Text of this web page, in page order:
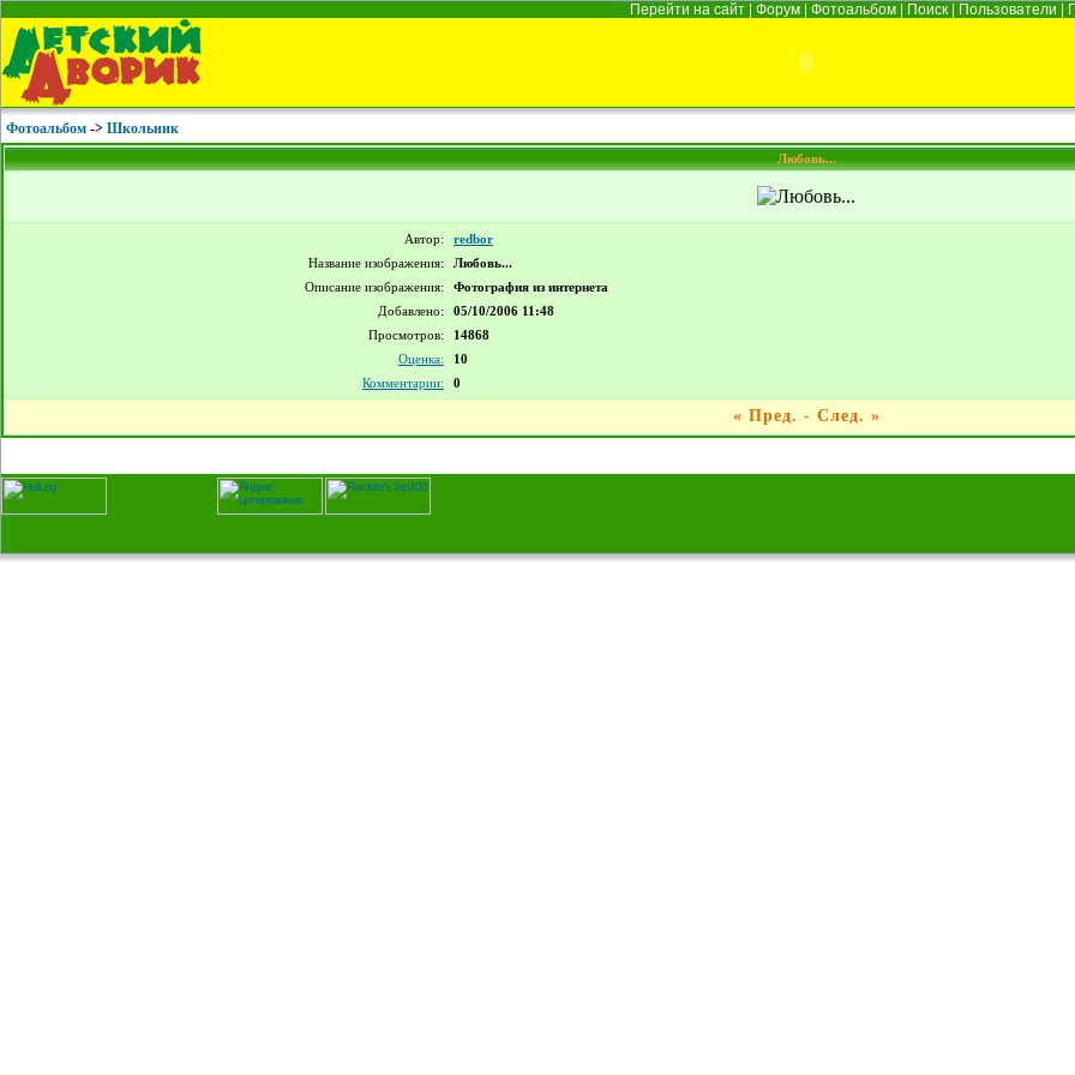
Перейти на сайт Форум Фотоальбом Поиск Пользователи
Фотоальбом -> Школьник
Любовь...
Автор:
redbor
Название изображения:
Любовь...
Описание изображения:
Фотография из интернета
Добавлено:
05/10/2006 11:48
Просмотров:
14868
Оценка:
10
Комментарии:
0
« Пред. - След. »